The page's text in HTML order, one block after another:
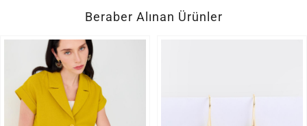
Beraber Alınan Ürünler